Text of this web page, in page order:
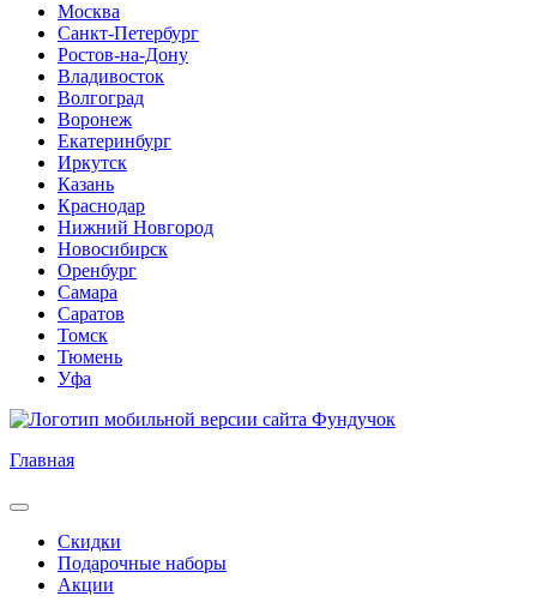
Москва
Санкт-Петербург
Ростов-на-Дону
Владивосток
Волгоград
Воронеж
Екатеринбург
Иркутск
Казань
Краснодар
Нижний Новгород
Новосибирск
Оренбург
Самара
Саратов
Томск
Тюмень
Уфа
Главная
Скидки
Подарочные наборы
Акции